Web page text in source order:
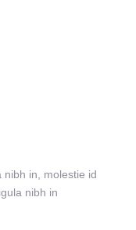
nibh in, molestie id
nibh in